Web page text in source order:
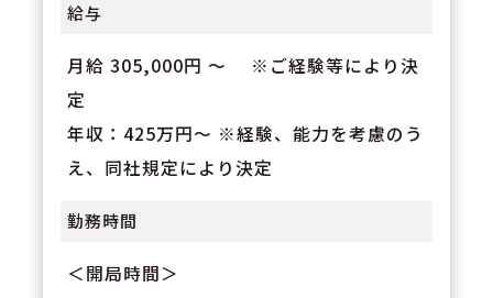
給与
月給 305,000円 〜 ※ご経験等により決
定
年収：425万円～ ※経験、能力を考慮のう
え、同社規定により決定
勤務時間
＜開局時間＞